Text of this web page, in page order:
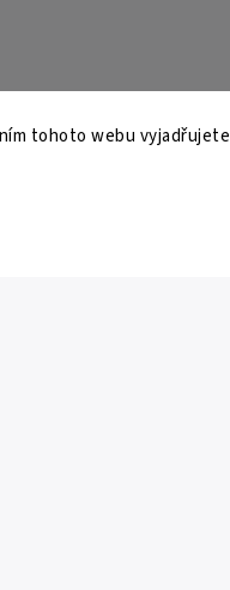
tohoto webu vyjadřujete